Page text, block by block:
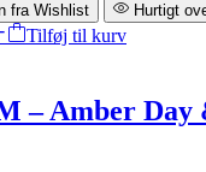
fra Wishlist
Hurtigt
Tilføj til kurv
– Amber Day